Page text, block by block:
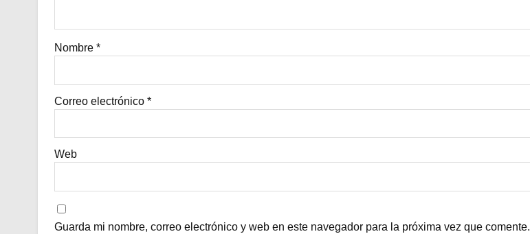
Nombre *
Correo electrónico *
Web
Guarda mi nombre, correo electrónico y web en este navegador para la próxima vez que comente.